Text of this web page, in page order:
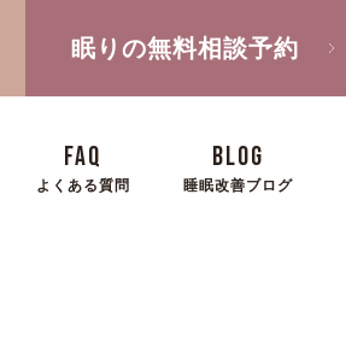
眠りの無料相談予約
FAQ
よくある質問
BLOG
睡眠改善ブログ